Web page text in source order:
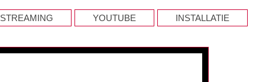
STREAMING YOUTUBE INSTALLATIE